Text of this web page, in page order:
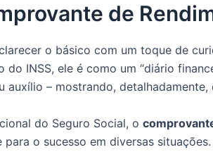
de
o básico com um toque de
do INSS, ele é como um “diário
auxílio – mostrando,
do Seguro Social, o
o sucesso em diversas situações.